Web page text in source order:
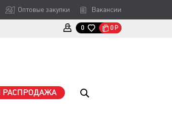
Оптовые закупки Вакансии
0 0 Р
РАСПРОДАЖА